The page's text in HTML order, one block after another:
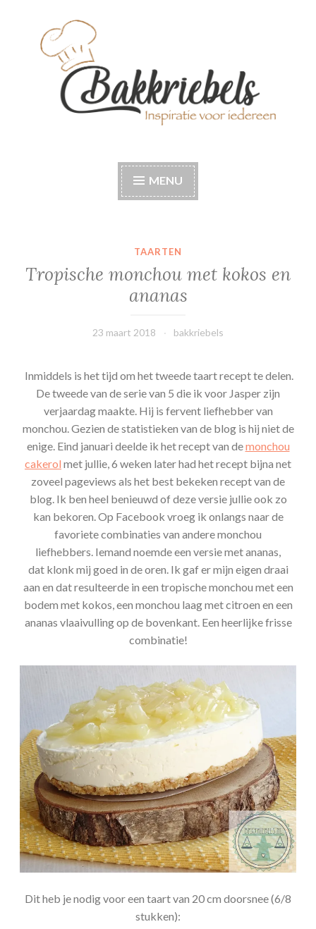
Bakkriebels
MENU
TAARTEN
Tropische monchou met kokos en
ananas
23 maart 2018 bakkriebels
Inmiddels is het tijd om het tweede taart recept te delen.
De tweede van de serie van 5 die ik voor Jasper zijn
verjaardag maakte. Hij is fervent liefhebber van
monchou. Gezien de statistieken van de blog is hij niet de
enige. Eind januari deelde ik het recept van demonchou
cakerol met jullie, 6 weken later had het recept bijna net
zoveel pageviews als het best bekeken recept van de
blog. Ik ben heel benieuwd of deze versie jullie ook zo
kan bekoren. Op Facebook vroeg ik onlangs naar de
favoriete combinaties van andere monchou
liefhebbers. Iemand noemde een versie met ananas,
dat klonk mij goed in de oren. Ik gaf er mijn eigen draai
aan en dat resulteerde in een tropische monchou met een
bodem met kokos, een monchou laag met citroen en een
ananas vlaaivulling op de bovenkant. Een heerlijke frisse
combinatie!
Dit heb je nodig voor een taart van 20 cm doorsnee (6/8
stukken):